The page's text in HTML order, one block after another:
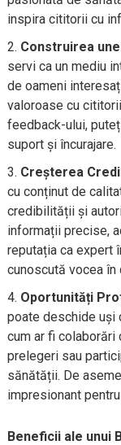
inspira cititorii cu
Construirea
servi ca un mediu
de oameni
valoroase cu
feedback-ului,
suport și încurajare.
Creșterea
cu conținut de
credibilității și
informații precise,
reputația ca expert
cunoscută vocea în
Oportunități
poate deschide uși
cum ar fi
prelegeri sau
sănătății. De
impresionant
Beneficii ale unui